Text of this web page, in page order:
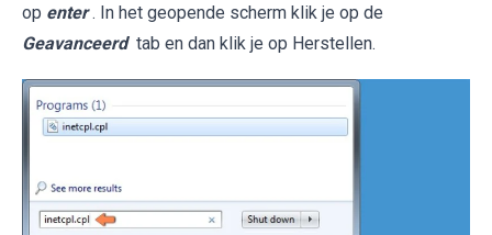
op enter . In het geopende scherm klik je op de
Geavanceerd tab en dan klik je op Herstellen.